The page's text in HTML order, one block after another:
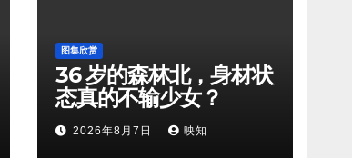
图集欣赏
36 岁的森林北，身材状
态真的不输少女？
2026年8月7日 映知